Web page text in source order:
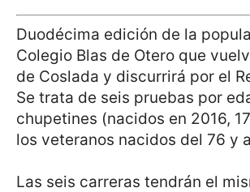
Duodécima edición de la
Colegio Blas de Otero que
de Coslada y discurrirá por el
Se trata de seis pruebas por
chupetines (nacidos en 2016,
los veteranos nacidos del 76 y
Las seis carreras tendrán el